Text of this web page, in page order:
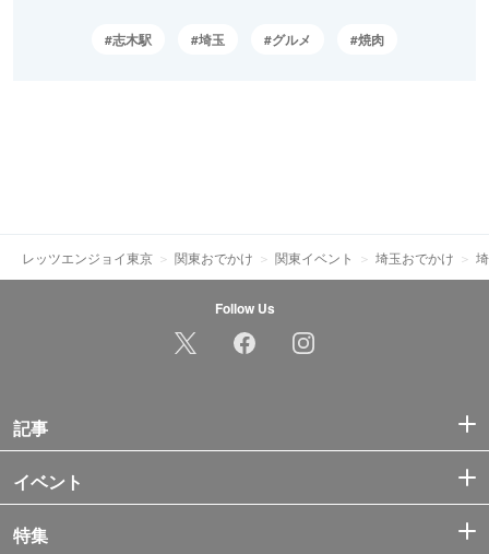
志木駅 埼玉 グルメ 焼肉
レッツエンジョイ東京 関東おでかけ 関東イベント 埼玉おでかけ
Follow Us
記事
イベント
特集